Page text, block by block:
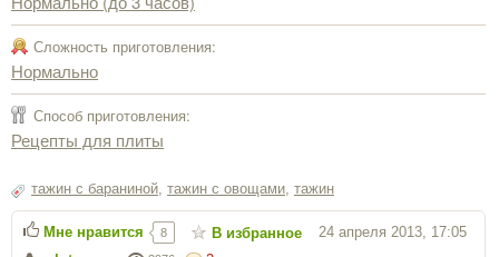
Сложность приготовления:
Нормально
Способ приготовления:
Рецепты для плиты
тажин с бараниной, тажин с овощами, тажин
24 апреля 2013, 17:05
Мне нравится 8 В избранное